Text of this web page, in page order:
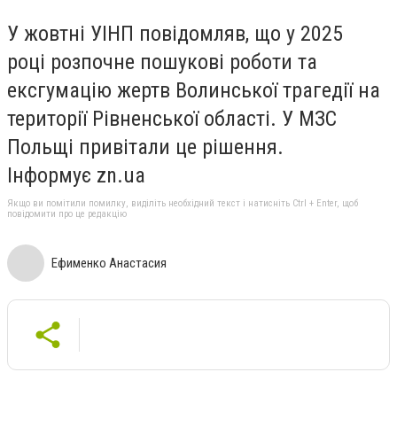
У жовтні УІНП повідомляв, що у 2025
році розпочне пошукові роботи та
ексгумацію жертв Волинської трагедії на
території Рівненської області. У МЗС
Польщі привітали це рішення.
Інформує zn.ua
Якщо ви помітили помилку, виділіть необхідний текст і натисніть Ctrl + Enter, щоб
повідомити про це редакцію
Ефименко Анастасия